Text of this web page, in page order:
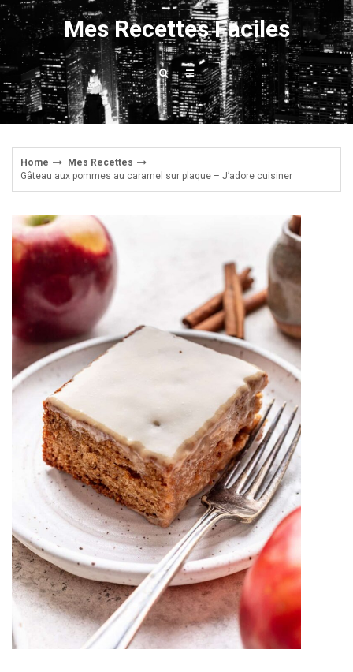
Skip
to
content
Mes Recettes Faciles
Home
Mes Recettes
Gâteau aux pommes au caramel sur plaque – J’adore cuisiner